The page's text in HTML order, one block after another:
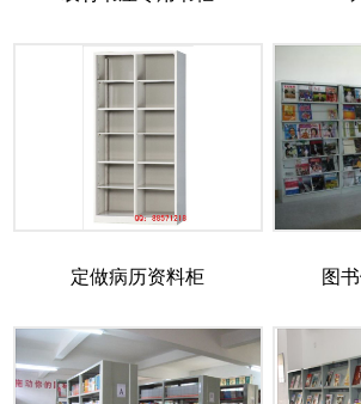
定做病历资料柜 图